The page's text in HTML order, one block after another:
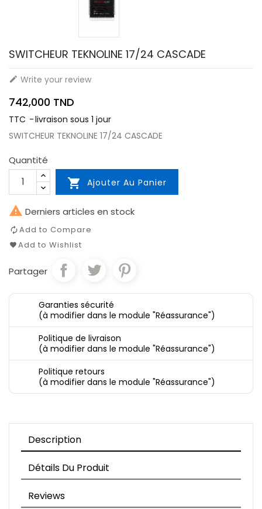
SWITCHEUR TEKNOLINE 17/24 CASCADE
 Write your review
742,000 TND
TTC
livraison sous 1 jour
SWITCHEUR TEKNOLINE 17/24 CASCADE
Quantité
 Ajouter Au Panier
 Derniers articles en stock
Add to Compare
Add to Wishlist
Partager
Garanties sécurité
(à modifier dans le module "Réassurance")
Politique de livraison
(à modifier dans le module "Réassurance")
Politique retours
(à modifier dans le module "Réassurance")
Description
Détails Du Produit
Reviews